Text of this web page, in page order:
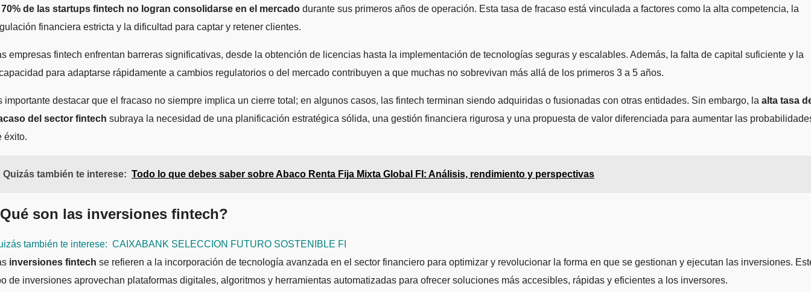
70% de las startups fintech no logran consolidarse en el mercado durante sus primeros años de operación. Esta tasa de fracaso está vinculada a factores como la alta competencia, la
financiera estricta y la dificultad para captar y retener clientes.
empresas fintech enfrentan barreras significativas, desde la obtención de licencias hasta la implementación de tecnologías seguras y escalables. Además, la falta de capital suficiente y la
para adaptarse rápidamente a cambios regulatorios o del mercado contribuyen a que muchas no sobrevivan más allá de los primeros 3 a 5 años.
importante destacar que el fracaso no siempre implica un cierre total; en algunos casos, las fintech terminan siendo adquiridas o fusionadas con otras entidades. Sin embargo, la alta tasa
del sector fintech subraya la necesidad de una planificación estratégica sólida, una gestión financiera rigurosa y una propuesta de valor diferenciada para aumentar las
éxito.
Quizás también te interese: Todo lo que debes saber sobre Abaco Renta Fija Mixta Global FI: Análisis, rendimiento y perspectivas
son las inversiones fintech?
también te interese: CAIXABANK SELECCION FUTURO SOSTENIBLE FI
inversiones fintech se refieren a la incorporación de tecnología avanzada en el sector financiero para optimizar y revolucionar la forma en que se gestionan y ejecutan las inversiones.
de inversiones aprovechan plataformas digitales, algoritmos y herramientas automatizadas para ofrecer soluciones más accesibles, rápidas y eficientes a los inversores.